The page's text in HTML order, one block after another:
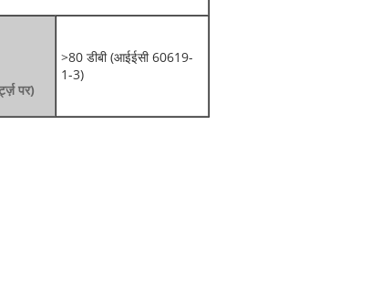
पर)
>80 डीबी (आईईसी 60619-
1-3)